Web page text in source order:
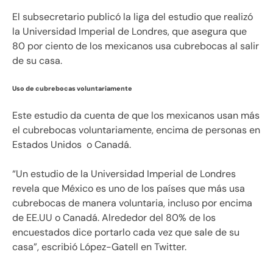
El subsecretario publicó la liga del estudio que realizó
la Universidad Imperial de Londres, que asegura que
80 por ciento de los mexicanos usa cubrebocas al salir
de su casa.
Uso de cubrebocas voluntariamente
Este estudio da cuenta de que los mexicanos usan más
el cubrebocas voluntariamente, encima de personas en
Estados Unidos o Canadá.
“Un estudio de la Universidad Imperial de Londres
revela que México es uno de los países que más usa
cubrebocas de manera voluntaria, incluso por encima
de EE.UU o Canadá. Alrededor del 80% de los
encuestados dice portarlo cada vez que sale de su
casa”, escribió López-Gatell en Twitter.